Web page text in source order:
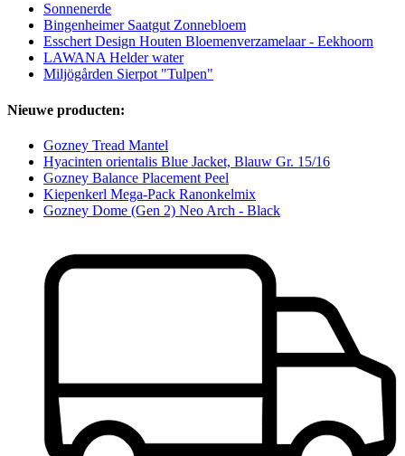
Sonnenerde
Bingenheimer Saatgut Zonnebloem
Esschert Design Houten Bloemenverzamelaar - Eekhoorn
LAWANA Helder water
Miljögården Sierpot "Tulpen"
Nieuwe producten:
Gozney Tread Mantel
Hyacinten orientalis Blue Jacket, Blauw Gr. 15/16
Gozney Balance Placement Peel
Kiepenkerl Mega-Pack Ranonkelmix
Gozney Dome (Gen 2) Neo Arch - Black